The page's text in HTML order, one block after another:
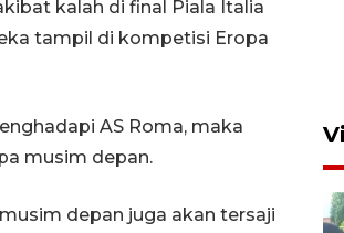
kalah di final Piala Italia
tampil di kompetisi Eropa
AS Roma, maka
musim depan.
depan juga akan tersaji